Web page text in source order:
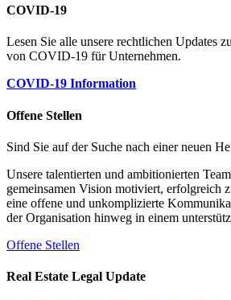
COVID-19
Lesen Sie alle unsere rechtlichen Updates
von COVID-19 für Unternehmen.
COVID-19 Information
Offene Stellen
Sind Sie auf der Suche nach einer neuen
Unsere talentierten und ambitionierten
gemeinsamen Vision motiviert, erfolgreich
eine offene und unkomplizierte
der Organisation hinweg in einem
Offene Stellen
Real Estate Legal Update